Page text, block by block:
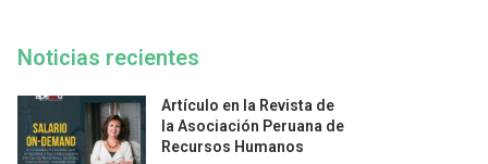
Noticias recientes
Artículo en la Revista de
la Asociación Peruana de
Recursos Humanos